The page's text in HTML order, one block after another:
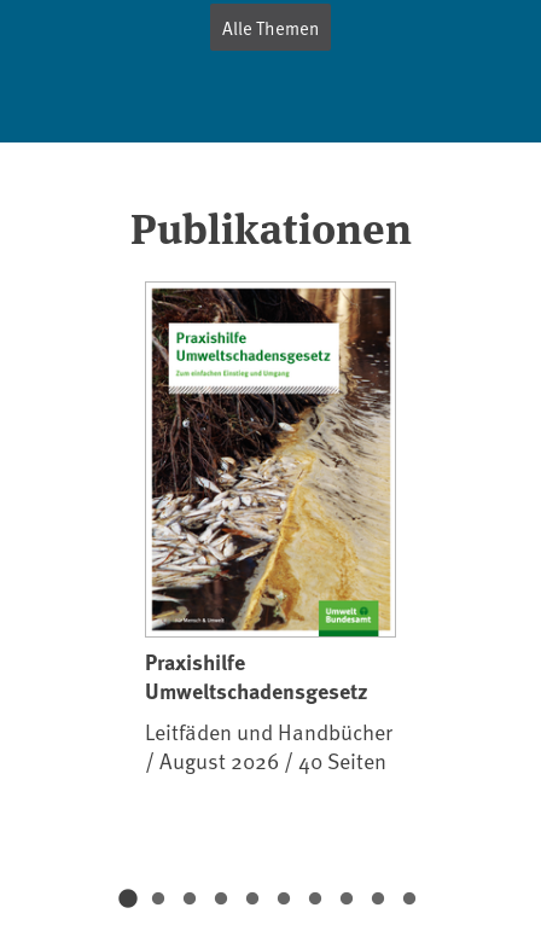
Alle Themen
Publikationen
Praxishilfe
Umweltschadensgesetz
Leitfäden und Handbücher
/ August 2026 / 40 Seiten